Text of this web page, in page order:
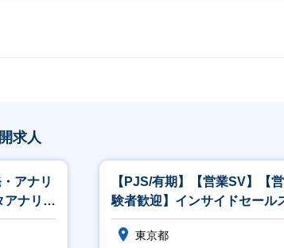
ロフェッショナル
（無期雇用）で、
求人
アナリ
アナリス
【PJS/有期】【営業SV】【
験者歓迎】インサイドセール
／既存顧客フォロー中心
東京都